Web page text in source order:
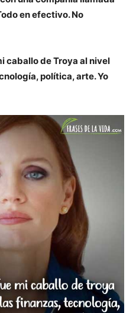
en efectivo. No
caballo de Troya al nivel
política, arte. Yo